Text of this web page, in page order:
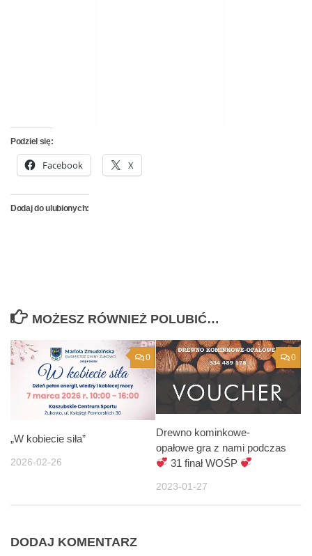
Podziel się:
Facebook X
Dodaj do ulubionych:
MOŻESZ RÓWNIEŻ POLUBIĆ…
0
„W kobiecie siła”
2026-02-26
0
Drewno kominkowe-
opałowe gra z nami podczas
31 finał WOŚP
2023-01-27
DODAJ KOMENTARZ